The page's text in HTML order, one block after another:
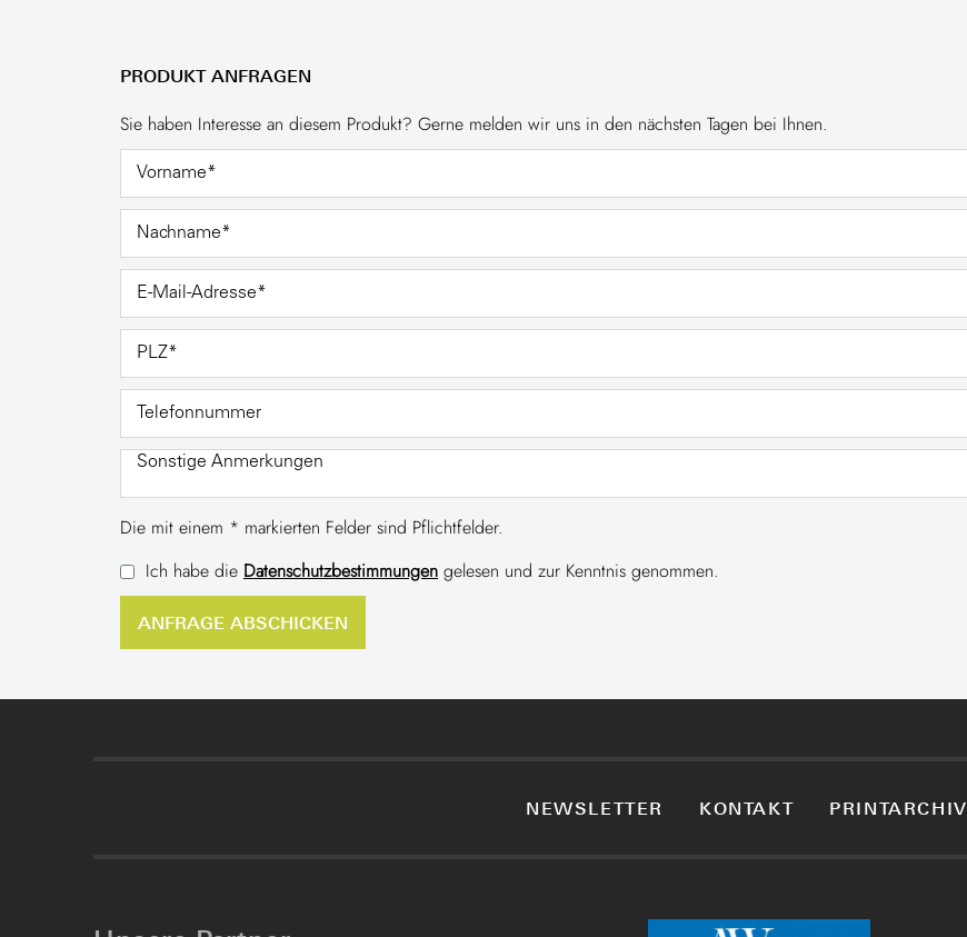
PRODUKT ANFRAGEN
Sie haben Interesse an diesem Produkt? Gerne melden wir uns in den nächsten Tagen bei Ihnen.
Die mit einem * markierten Felder sind Pflichtfelder.
Ich habe die Datenschutzbestimmungen gelesen und zur Kenntnis genommen.
NEWSLETTER KONTAKT PRINTARCHIV